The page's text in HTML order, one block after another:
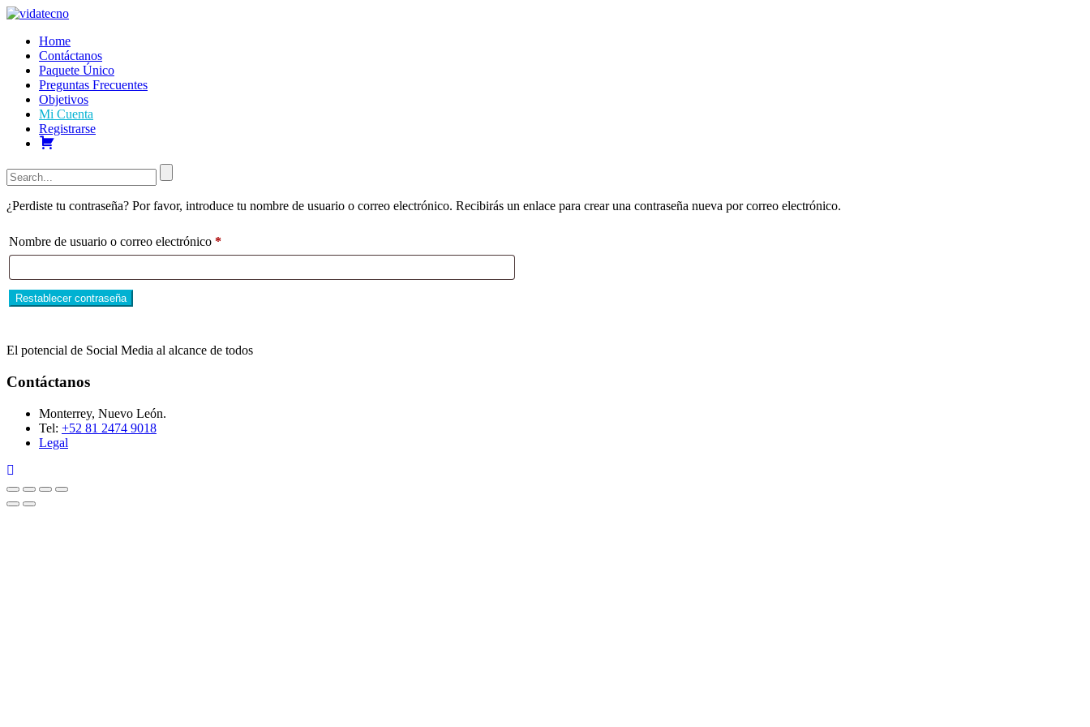
Home
Contáctanos
Paquete Único
Preguntas Frecuentes
Objetivos
Mi Cuenta
Registrarse
Carro
¿Perdiste tu contraseña? Por favor, introduce tu nombre de usuario o correo electrónico. Recibirás un enlace para crear una contraseña nueva por correo electrónico.
Nombre de usuario o correo electrónico *Obligatorio
Restablecer contraseña
El potencial de Social Media al alcance de todos
Contáctanos
Monterrey, Nuevo León.
Tel: +52 81 2474 9018
Legal